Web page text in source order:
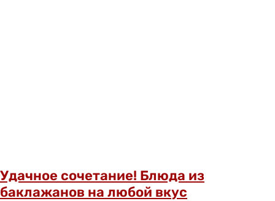
Удачное сочетание! Блюда из
баклажанов на любой вкус